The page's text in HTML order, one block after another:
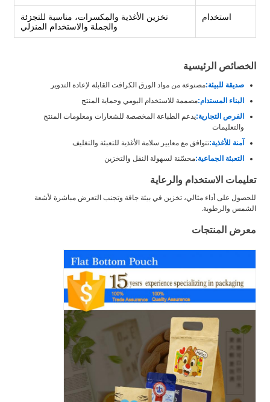
استخدام
تخزين الأغذية والمكسرات، مناسبة للتجزئة
والجملة والاستخدام المنزلي
الخصائص الرئيسية
صديقة للبيئة:مصنوعة من مواد الورق الكرافت القابلة لإعادة التدوير
البناء المستدام:مصممة للاستخدام اليومي وحماية المنتج
الفرص التجارية:يدعم الطباعة المخصصة للشعارات ومعلومات المنتج
والتعليمات
آمنة للأغذية:تتوافق مع معايير سلامة الأغذية للتعبئة والتغليف
التعبئة الجماعية:محسّنة لسهولة النقل والتخزين
تعليمات الاستخدام والرعاية
للحصول على أداء مثالي، تخزين في بيئة جافة وتجنب التعرض مباشرة لأشعة
الشمس والرطوبة.
معرض المنتجات